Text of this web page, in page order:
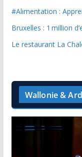
#Alimentation :
Bruxelles : 1 million
Le restaurant La
Wallonie &